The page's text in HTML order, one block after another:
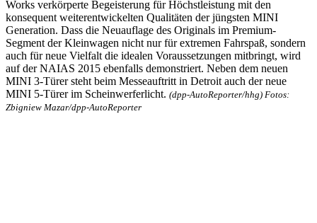
Works verkörperte Begeisterung für Höchstleistung mit den
konsequent weiterentwickelten Qualitäten der jüngsten MINI
Generation. Dass die Neuauflage des Originals im Premium-
Segment der Kleinwagen nicht nur für extremen Fahrspaß, sondern
auch für neue Vielfalt die idealen Voraussetzungen mitbringt, wird
auf der NAIAS 2015 ebenfalls demonstriert. Neben dem neuen
MINI 3-Türer steht beim Messeauftritt in Detroit auch der neue
MINI 5-Türer im Scheinwerferlicht. (dpp-AutoReporter/hhg) Fotos:
Zbigniew Mazar/dpp-AutoReporter